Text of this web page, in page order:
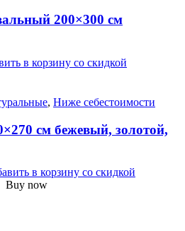
200×300 см
в корзину со скидкой
, Ниже себестоимости
см бежевый, золотой,
в корзину со скидкой
Buy now